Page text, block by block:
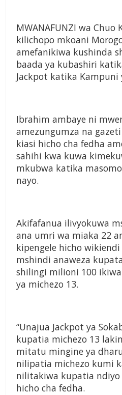
MWANAFUNZI wa
kilichopo mkoani
amefanikiwa kushinda
baada ya kubashiri
Jackpot katika Kampuni
Ibrahim ambaye ni
amezungumza na
kiasi hicho cha fedha
sahihi kwa kuwa
mkubwa katika
nayo.
Akifafanua ilivyokuwa
ana umri wa miaka 22
kipengele hicho
mshindi anaweza
shilingi milioni 100
ya michezo 13.
“Unajua Jackpot ya
kupatia michezo 13
mitatu mingine ya
nilipatia michezo kumi
nilitakiwa kupatia ndiyo
hicho cha fedha.